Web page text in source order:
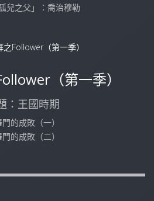
兒之父」：喬治穆勒
（第一季）
：王國時期
的成敗（一）
的成敗（二）